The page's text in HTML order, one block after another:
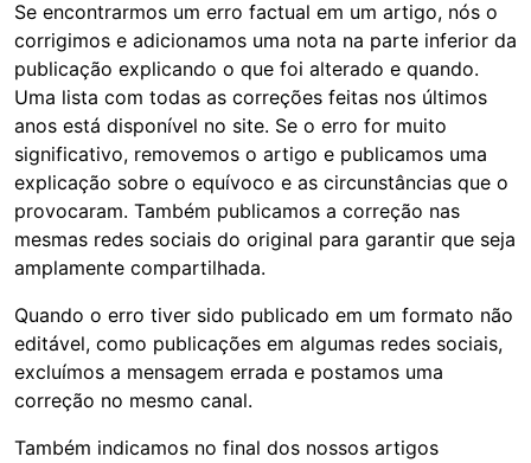
Se encontrarmos um erro factual em um artigo, nós o
corrigimos e adicionamos uma nota na parte inferior da
publicação explicando o que foi alterado e quando.
Uma lista com todas as correções feitas nos últimos
anos está disponível no site. Se o erro for muito
significativo, removemos o artigo e publicamos uma
explicação sobre o equívoco e as circunstâncias que o
provocaram. Também publicamos a correção nas
mesmas redes sociais do original para garantir que seja
amplamente compartilhada.
Quando o erro tiver sido publicado em um formato não
editável, como publicações em algumas redes sociais,
excluímos a mensagem errada e postamos uma
correção no mesmo canal.
Também indicamos no final dos nossos artigos